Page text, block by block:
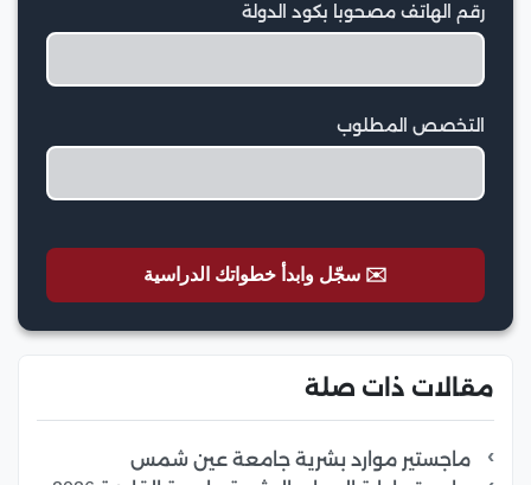
رقم الهاتف مصحوبا بكود الدولة
التخصص المطلوب
✉️ سجّل وابدأ خطواتك الدراسية
مقالات ذات صلة
ماجستير موارد بشرية جامعة عين شمس